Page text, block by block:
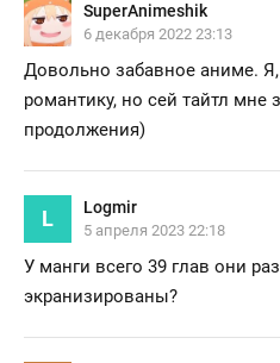
SuperAnimeshik
6 декабря 2022 23:13
Довольно забавное аниме.
романтику, но сей тайтл мне
продолжения)
L Logmir
5 апреля 2023 22:18
У манги всего 39 глав они
экранизированы?